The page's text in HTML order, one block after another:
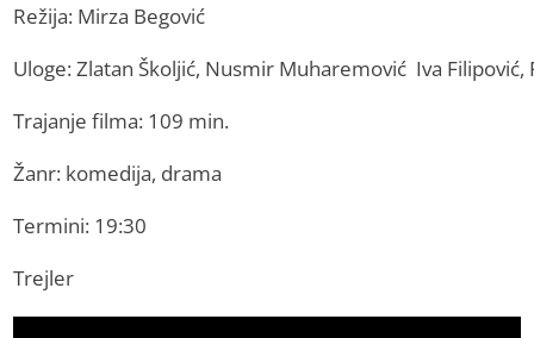
Režija: Mirza Begović
Uloge: Zlatan Školjić, Nusmir Muharemović Iva Filipović,
Trajanje filma: 109 min.
Žanr: komedija, drama
Termini: 19:30
Trejler